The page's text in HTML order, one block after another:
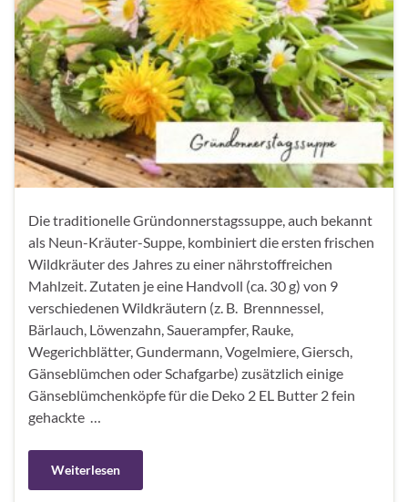
Die traditionelle Gründonnerstagssuppe, auch bekannt
als Neun-Kräuter-Suppe, kombiniert die ersten frischen
Wildkräuter des Jahres zu einer nährstoffreichen
Mahlzeit. Zutaten je eine Handvoll (ca. 30 g) von 9
verschiedenen Wildkräutern (z. B. Brennnessel,
Bärlauch, Löwenzahn, Sauerampfer, Rauke,
Wegerichblätter, Gundermann, Vogelmiere, Giersch,
Gänseblümchen oder Schafgarbe) zusätzlich einige
Gänseblümchenköpfe für die Deko 2 EL Butter 2 fein
gehackte …
Weiterlesen